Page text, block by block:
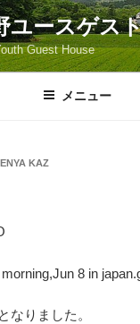
ユースゲス
Guest House
メニュー
KAZ
8 in
なりました。